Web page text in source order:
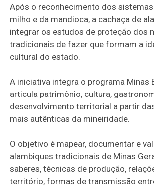
Após o reconhecimento dos
milho e da mandioca, a cachaça de
integrar os estudos de proteção dos
tradicionais de fazer que formam a
cultural do estado.
A iniciativa integra o programa Minas
articula patrimônio, cultura,
desenvolvimento territorial a partir
mais autênticas da mineiridade.
O objetivo é mapear, documentar e
alambiques tradicionais de Minas
saberes, técnicas de produção,
território, formas de transmissão